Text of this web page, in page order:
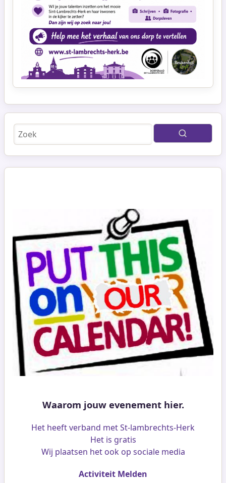
Zoeken
Waarom jouw evenement hier.
Het heeft verband met St-lambrechts-Herk
Het is gratis
Wij plaatsen het ook op sociale media
Activiteit Melden